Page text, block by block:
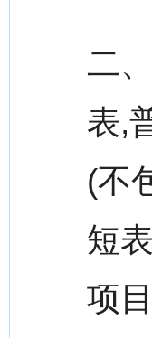
二
表,
(不
短
项